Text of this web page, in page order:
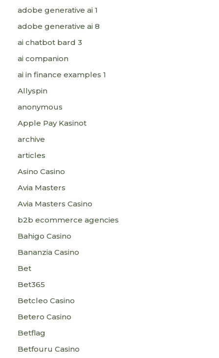
adobe generative ai 1
adobe generative ai 8
ai chatbot bard 3
ai companion
ai in finance examples 1
Allyspin
anonymous
Apple Pay Kasinot
archive
articles
Asino Casino
Avia Masters
Avia Masters Casino
b2b ecommerce agencies
Bahigo Casino
Bananzia Casino
Bet
Bet365
Betcleo Casino
Betero Casino
Betflag
Betfouru Casino